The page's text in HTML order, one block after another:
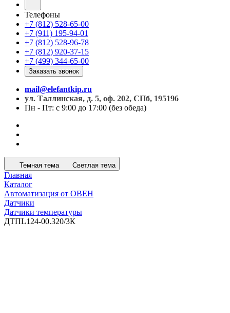
Телефоны
+7 (812) 528-65-00
+7 (911) 195-94-01
+7 (812) 528-96-78
+7 (812) 920-37-15
+7 (499) 344-65-00
Заказать звонок
mail@elefantkip.ru
ул. Таллинская, д. 5, оф. 202, СПб, 195196
Пн - Пт: с 9:00 до 17:00 (без обеда)
Темная тема Светлая тема
Главная
Каталог
Автоматизация от ОВЕН
Датчики
Датчики температуры
ДТПL124-00.320/3К